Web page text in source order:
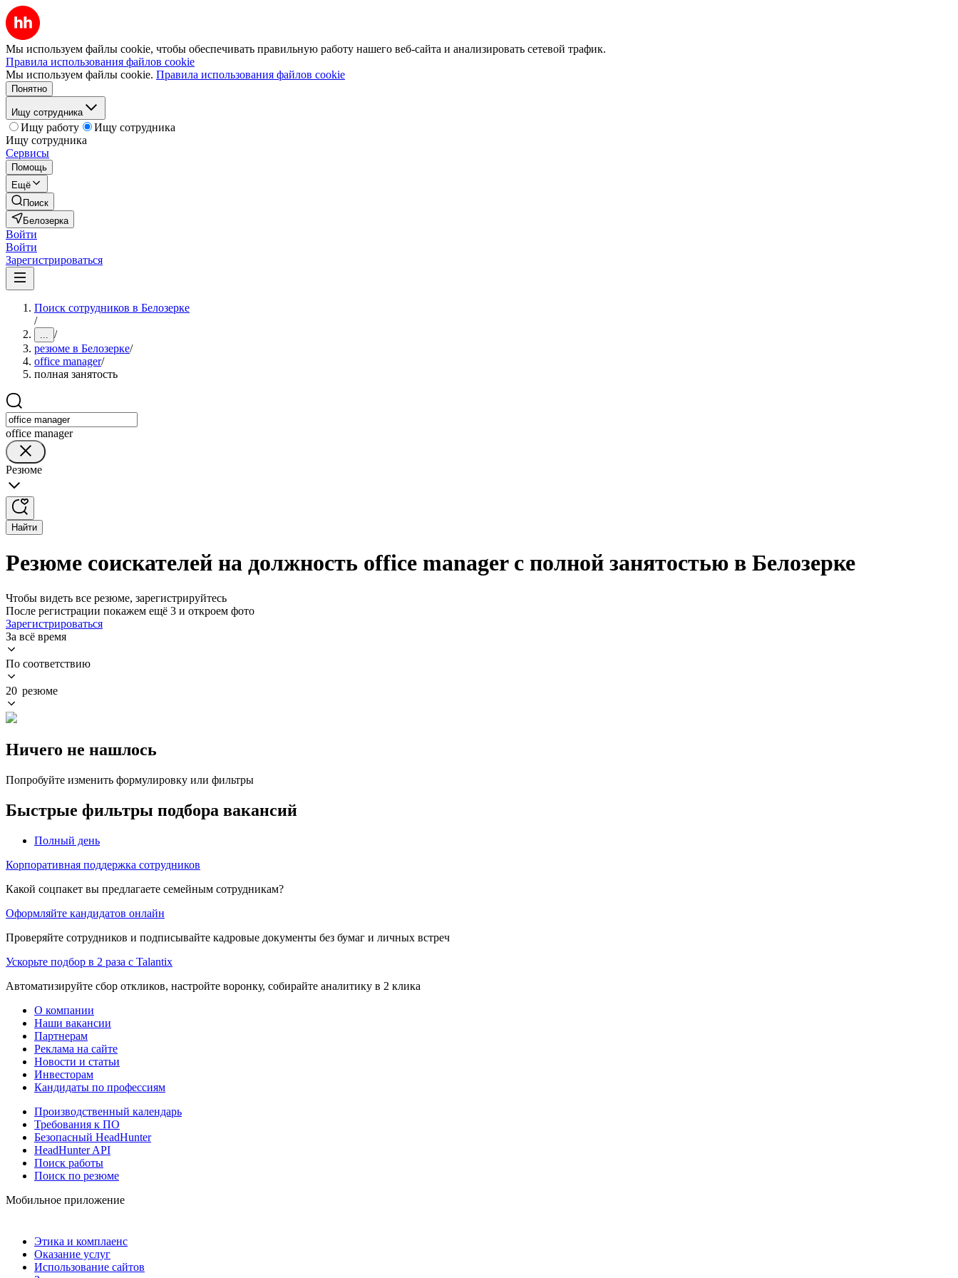
Мы используем файлы cookie, чтобы обеспечивать правильную работу нашего веб-сайта и анализировать сетевой трафик.
Правила использования файлов cookie
Мы используем файлы cookie. Правила использования файлов cookie
Понятно
Ищу сотрудника
Ищу работу
Ищу сотрудника
Ищу сотрудника
Сервисы
Помощь
Ещё
Поиск
Белозерка
Войти
Войти
Зарегистрироваться
Поиск сотрудников в Белозерке
/
... /
резюме в Белозерке/
office manager/
полная занятость
office manager
Резюме
Найти
Резюме соискателей на должность office manager с полной занятостью в Белозерке
Чтобы видеть все резюме, зарегистрируйтесь
После регистрации покажем ещё 3 и откроем фото
Зарегистрироваться
За всё время
По соответствию
20 резюме
Ничего не нашлось
Попробуйте изменить формулировку или фильтры
Быстрые фильтры подбора вакансий
Полный день
Корпоративная поддержка сотрудников
Какой соцпакет вы предлагаете семейным сотрудникам?
Оформляйте кандидатов онлайн
Проверяйте сотрудников и подписывайте кадровые документы без бумаг и личных встреч
Ускорьте подбор в 2 раза с Talantix
Автоматизируйте сбор откликов, настройте воронку, собирайте аналитику в 2 клика
О компании
Наши вакансии
Партнерам
Реклама на сайте
Новости и статьи
Инвесторам
Кандидаты по профессиям
Производственный календарь
Требования к ПО
Безопасный HeadHunter
HeadHunter API
Поиск работы
Поиск по резюме
Мобильное приложение
Этика и комплаенс
Оказание услуг
Использование сайтов